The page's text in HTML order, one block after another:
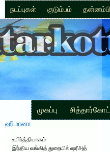
நடப்புகள் குடும்பம்
முகப்பு
ஹிமானா
உயிர்த்தியாகம்
இந்திய வங்கித் துறையில் ஷரீஅத்